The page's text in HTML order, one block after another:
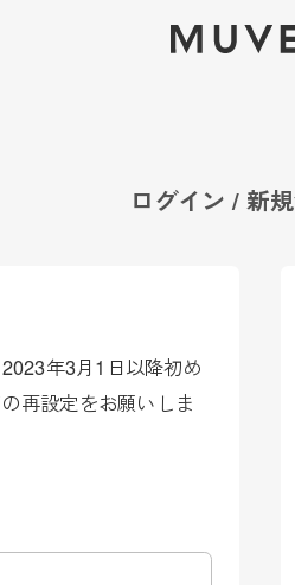
2026 AUTUMN
ログイン / 新
年3月1日以降初め
再設定をお願いしま